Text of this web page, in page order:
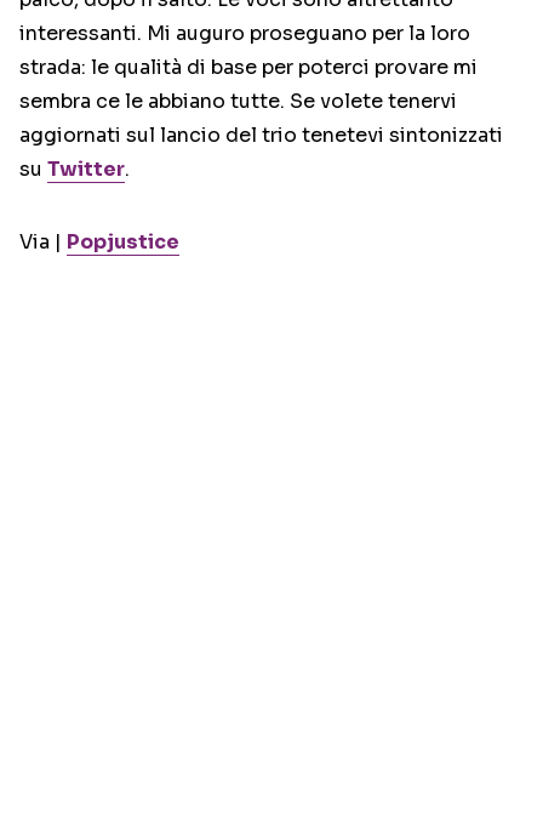
interessanti. Mi auguro proseguano per la loro
strada: le qualità di base per poterci provare mi
sembra ce le abbiano tutte. Se volete tenervi
aggiornati sul lancio del trio tenetevi sintonizzati
su Twitter.
Via | Popjustice